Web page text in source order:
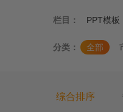
栏目： PPT模板
分类： 全部
综合排序